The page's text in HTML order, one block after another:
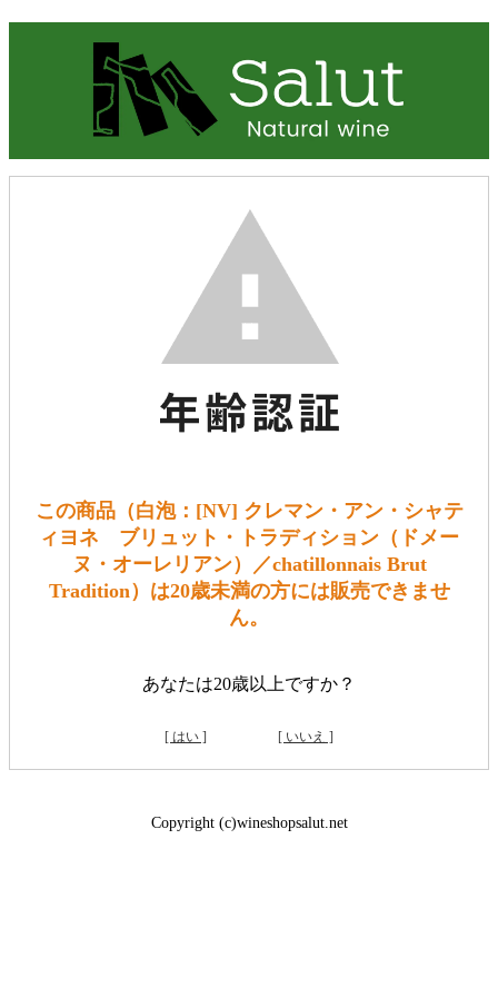
この商品（白泡：[NV] クレマン・アン・シャテ
ィヨネ ブリュット・トラディション（ドメー
ヌ・オーレリアン）／chatillonnais Brut
Tradition）は20歳未満の方には販売できませ
ん。
あなたは20歳以上ですか？
[ はい ] [ いいえ ]
Copyright (c)wineshopsalut.net